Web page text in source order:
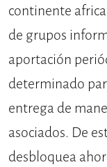
continente
de grupos
aportación
determinado
entrega de
asociados. De
desbloquea